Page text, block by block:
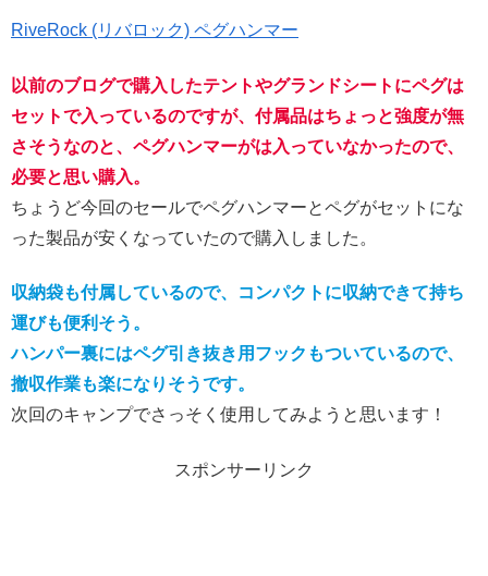
RiveRock (リバロック) ペグハンマー
以前のブログで購入したテントやグランドシートにペグは
セットで入っているのですが、付属品はちょっと強度が無
さそうなのと、ペグハンマーがは入っていなかったので、
必要と思い購入。
ちょうど今回のセールでペグハンマーとペグがセットにな
った製品が安くなっていたので購入しました。
収納袋も付属しているので、コンパクトに収納できて持ち
運びも便利そう。
ハンパー裏にはペグ引き抜き用フックもついているので、
撤収作業も楽になりそうです。
次回のキャンプでさっそく使用してみようと思います！
スポンサーリンク